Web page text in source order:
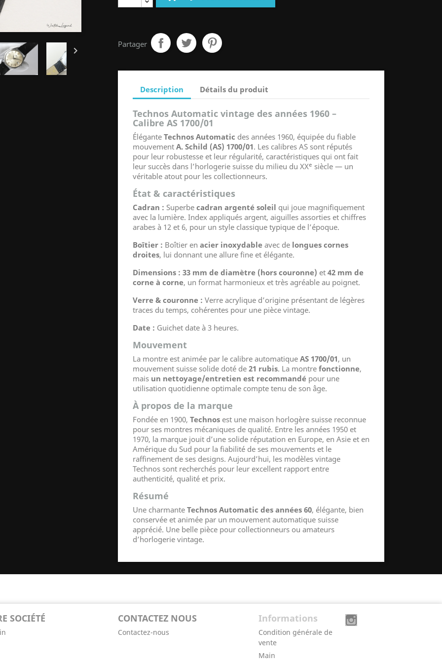

Partager
Description Détails du produit
Technos Automatic vintage des années 1960 –
Calibre AS 1700/01
Élégante Technos Automatic des années 1960, équipée du fiable
mouvement A. Schild (AS) 1700/01. Les calibres AS sont réputés
pour leur robustesse et leur régularité, caractéristiques qui ont fait
leur succès dans l’horlogerie suisse du milieu du XXᵉ siècle — un
véritable atout pour les collectionneurs.
État & caractéristiques
Cadran : Superbe cadran argenté soleil qui joue magnifiquement
avec la lumière. Index appliqués argent, aiguilles assorties et chiffres
arabes à 12 et 6, pour un style classique typique de l’époque.
Boîtier : Boîtier en acier inoxydable avec de longues cornes
droites, lui donnant une allure fine et élégante.
Dimensions : 33 mm de diamètre (hors couronne) et 42 mm de
corne à corne, un format harmonieux et très agréable au poignet.
Verre & couronne : Verre acrylique d’origine présentant de légères
traces du temps, cohérentes pour une pièce vintage.
Date : Guichet date à 3 heures.
Mouvement
La montre est animée par le calibre automatique AS 1700/01, un
mouvement suisse solide doté de 21 rubis. La montre fonctionne,
mais un nettoyage/entretien est recommandé pour une
utilisation quotidienne optimale compte tenu de son âge.
À propos de la marque
Fondée en 1900, Technos est une maison horlogère suisse reconnue
pour ses montres mécaniques de qualité. Entre les années 1950 et
1970, la marque jouit d’une solide réputation en Europe, en Asie et en
Amérique du Sud pour la fiabilité de ses mouvements et le
raffinement de ses designs. Aujourd’hui, les modèles vintage
Technos sont recherchés pour leur excellent rapport entre
authenticité, qualité et prix.
Résumé
Une charmante Technos Automatic des années 60, élégante, bien
conservée et animée par un mouvement automatique suisse
apprécié. Une belle pièce pour collectionneurs ou amateurs
d’horlogerie vintage.
SOCIÉTÉ CONTACTEZ NOUS
Contactez-nous
Informations
Condition générale de
vente
Main